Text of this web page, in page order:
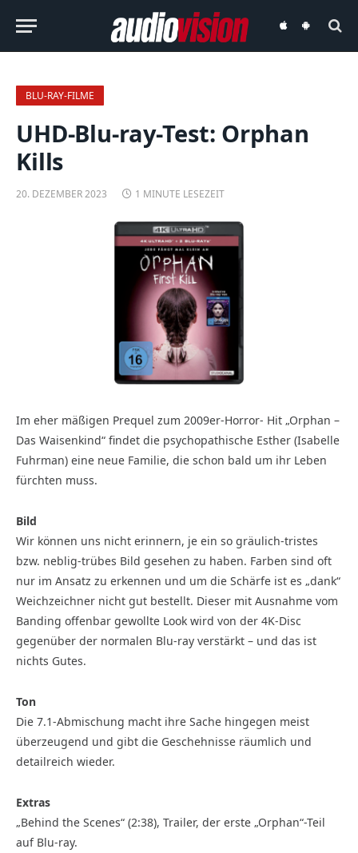
audiovisionaudiovision
BLU-RAY-FILME
UHD-Blu-ray-Test: Orphan
Kills
20. DEZEMBER 2023 1 MINUTE LESEZEIT
Im eher mäßigen Prequel zum 2009er-Horror- Hit „Orphan –
Das Waisenkind“ findet die psychopathische Esther (Isabelle
Fuhrman) eine neue Familie, die schon bald um ihr Leben
fürchten muss.
Bild
Wir können uns nicht erinnern, je ein so gräulich-tristes
bzw. neblig-trübes Bild gesehen zu haben. Farben sind oft
nur im Ansatz zu erkennen und um die Schärfe ist es „dank“
Weichzeichner nicht gut bestellt. Dieser mit Ausnahme vom
Banding offenbar gewollte Look wird von der 4K-Disc
gegenüber der normalen Blu-ray verstärkt – und das ist
nichts Gutes.
Ton
Die 7.1-Abmischung macht ihre Sache hingegen meist
überzeugend und gibt die Geschehnisse räumlich und
detailreich wieder.
Extras
„Behind the Scenes“ (2:38), Trailer, der erste „Orphan“-Teil
auf Blu-ray.